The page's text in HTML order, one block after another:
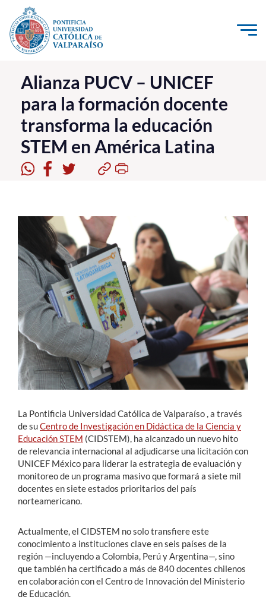
Click acá para ir directamente al contenido
La Universidad
Investigación, Creación e Innovación
PUCV Internacional
Vinculación con el Medio
Postgrado
Formación Continua
Estudiantes
Académicos
Funcionarios
Alumni
English
Alianza PUCV – UNICEF
para la formación docente
transforma la educación
STEM en América Latina
La Pontificia Universidad Católica de Valparaíso , a través
de suCentro de Investigación en Didáctica de la Ciencia y
Educación STEM (CIDSTEM), ha alcanzado un nuevo hito
de relevancia internacional al adjudicarse una licitación con
UNICEF México para liderar la estrategia de evaluación y
monitoreo de un programa masivo que formará a siete mil
docentes en siete estados prioritarios del país
norteamericano.
Actualmente, el CIDSTEM no solo transfiere este
conocimiento a instituciones clave en seis países de la
región —incluyendo a Colombia, Perú y Argentina—, sino
que también ha certificado a más de 840 docentes chilenos
en colaboración con el Centro de Innovación del Ministerio
de Educación.